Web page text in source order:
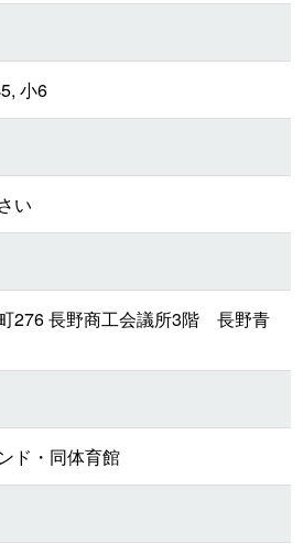
小6
い
276 長野商工会議所3階 長野青
ド・同体育館